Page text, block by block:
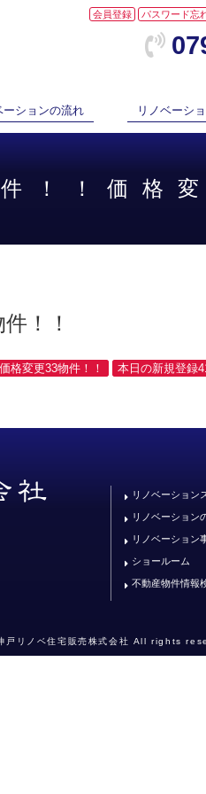
会員登録 パスワード忘
ーションの流れ リノベーシ
！！価格
！！
格変更33物件！！ 本日の新規登録
リノベーション
リノベーション
リノベーション
ショールーム
不動産物件情報
戸リノベ住宅販売株式会社 All rights